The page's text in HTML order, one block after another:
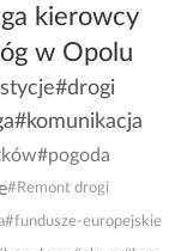
kierowcy
w Opolu
#drogi
#komunikacja
#pogoda
#Remont drogi
#fundusze-europejskie